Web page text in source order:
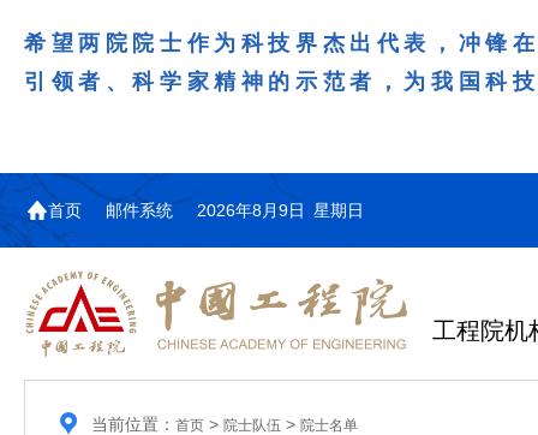
希望两院院士作为科技界杰出代表，冲锋
引领者、科学家精神的示范者，为我国科
首页 邮件系统 2026年8月9日 星期日
工程院机
当前位置： 首页> 院士队伍 > 院士名单